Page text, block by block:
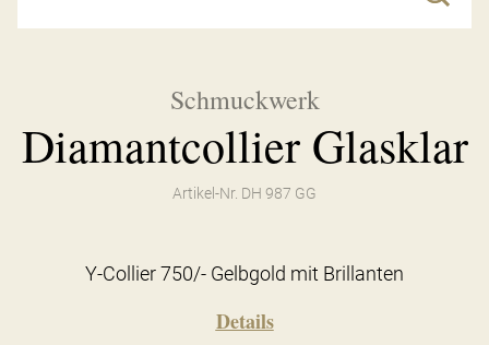
Schmuckwerk
Diamantcollier Glasklar
Artikel-Nr. DH 987 GG
Y-Collier 750/- Gelbgold mit Brillanten
Details